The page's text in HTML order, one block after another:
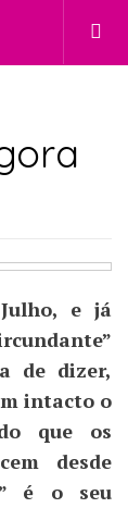
e já
de dizer,
intacto o
que os
desde
é o seu